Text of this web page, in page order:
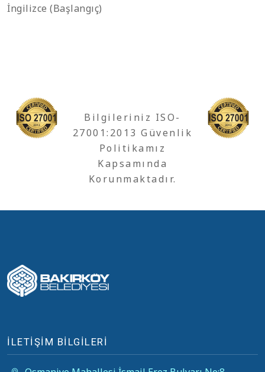
İngilizce (Başlangıç)
Bilgileriniz ISO-
27001:2013 Güvenlik
Politikamız
Kapsamında
Korunmaktadır.
İLETİŞİM BİLGİLERİ